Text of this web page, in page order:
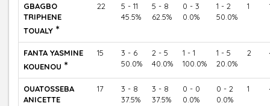
GBAGBO
TRIPHENE
TOUALY *
22
5 - 11
45.5%
5 - 8
62.5%
0 - 3
0.0%
1 - 2
50.0%
1
FANTA YASMINE
KOUENOU *
15
3 - 6
50.0%
2 - 5
40.0%
1 - 1
100.0%
1 - 5
20.0%
2
OUATOSSEBA
ANICETTE
17
3 - 8
37.5%
3 - 8
37.5%
0 - 0
0.0%
0 - 2
0.0%
1